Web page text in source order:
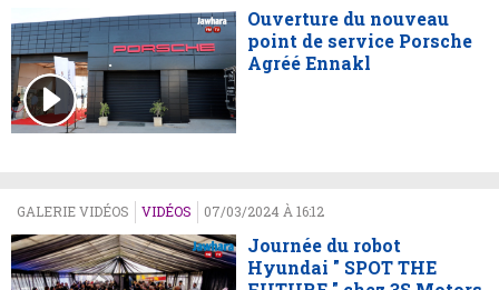
Ouverture du nouveau
point de service Porsche
Agréé Ennakl
GALERIE VIDÉOS VIDÉOS 07/03/2024 À 16:12
Journée du robot
Hyundai " SPOT THE